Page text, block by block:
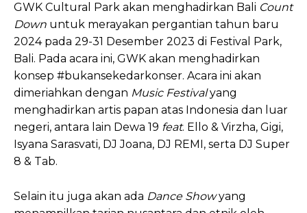
GWK Cultural Park akan menghadirkan Bali Count
Down untuk merayakan pergantian tahun baru
2024 pada 29-31 Desember 2023 di Festival Park,
Bali. Pada acara ini, GWK akan menghadirkan
konsep #bukansekedarkonser. Acara ini akan
dimeriahkan dengan Music Festivalyang
menghadirkan artis papan atas Indonesia dan luar
negeri, antara lain Dewa 19 feat. Ello & Virzha, Gigi,
Isyana Sarasvati, DJ Joana, DJ REMI, serta DJ Super
8 & Tab.
Selain itu juga akan ada Dance Showyang